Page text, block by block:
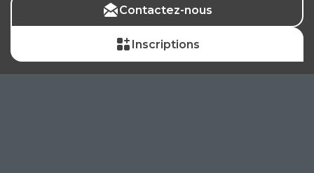
Contactez-nous
Inscriptions